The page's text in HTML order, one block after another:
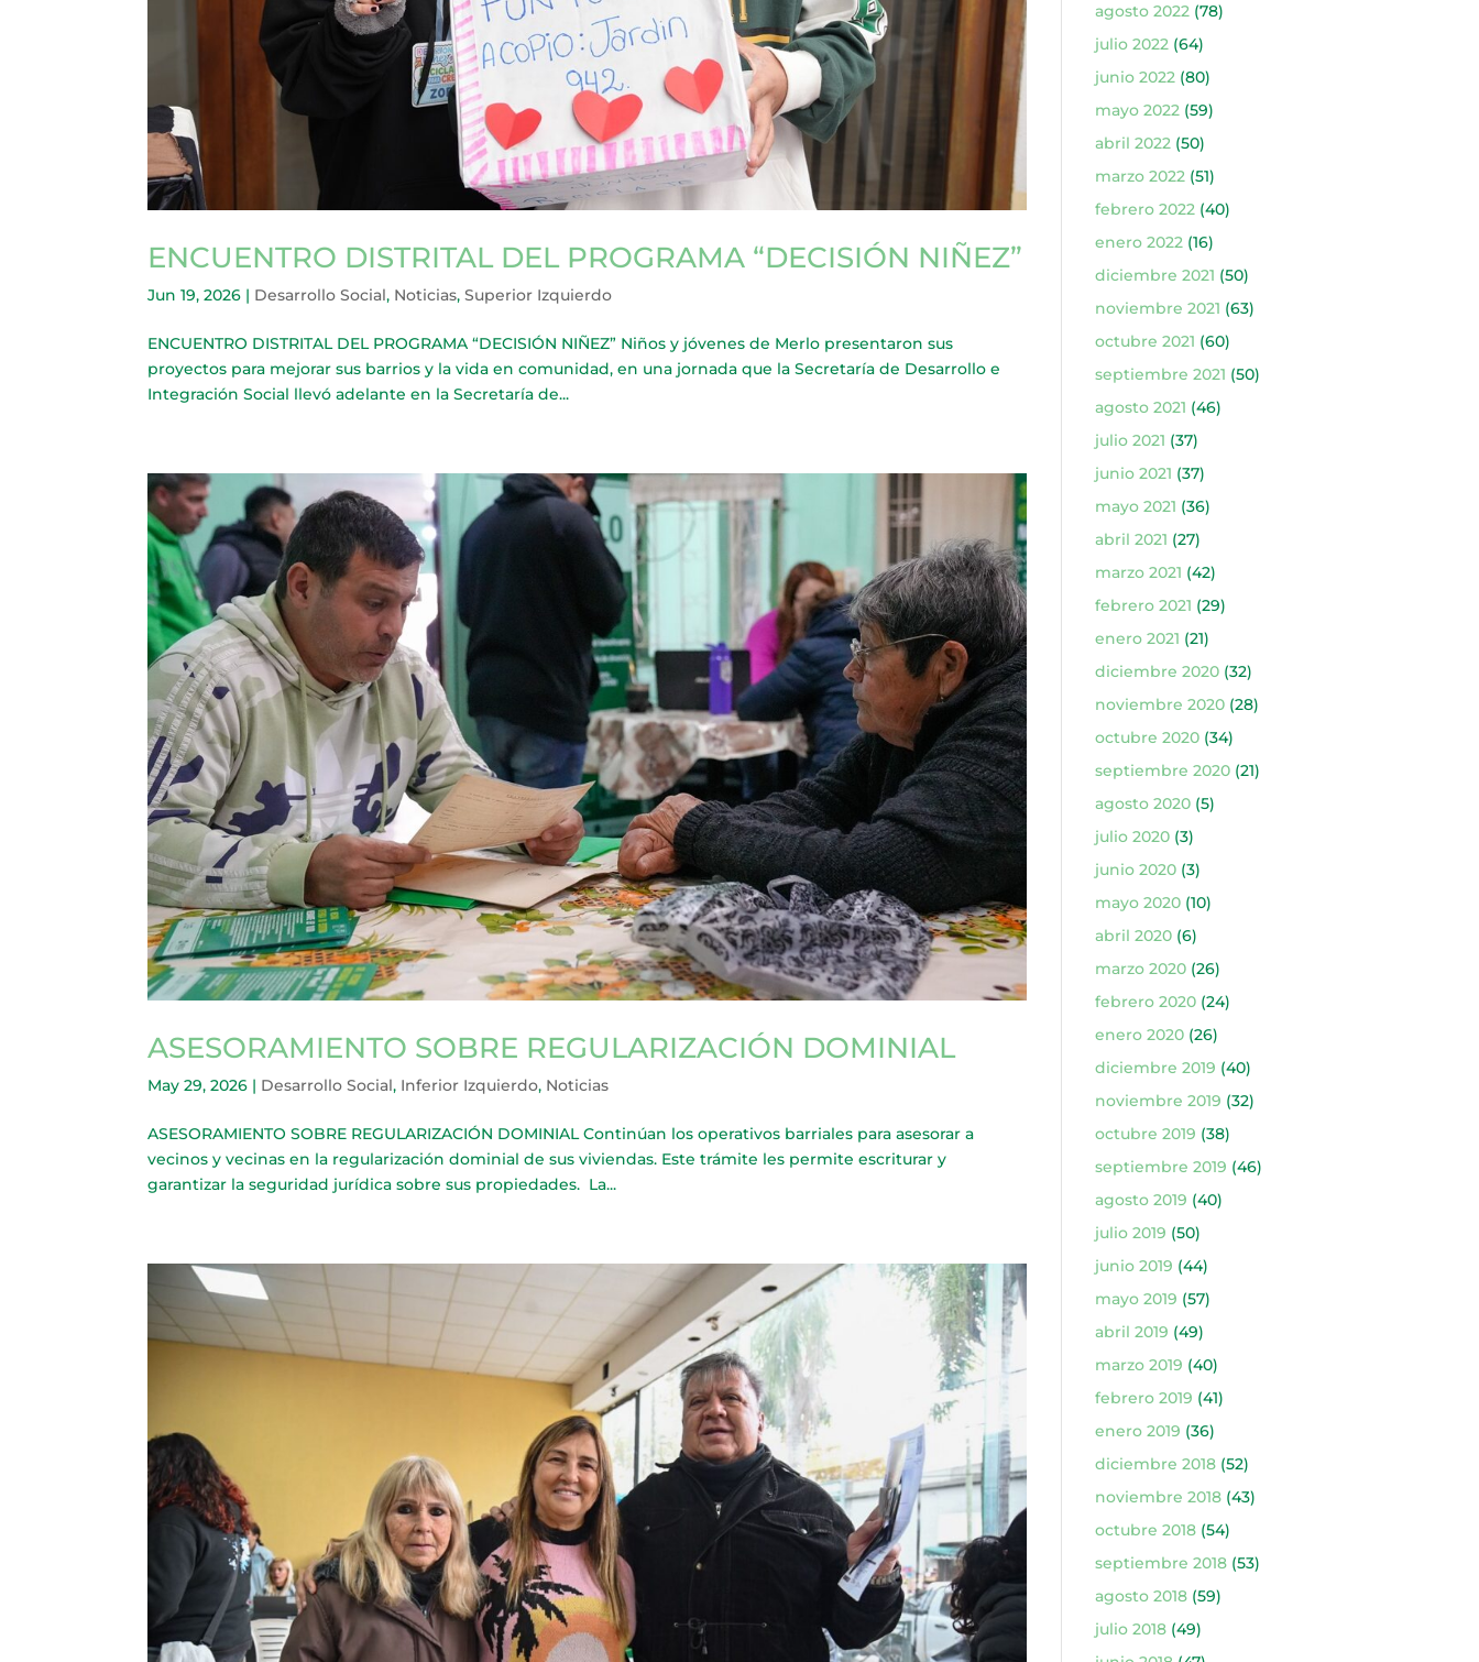
ENCUENTRO DISTRITAL DEL PROGRAMA “DECISIÓN NIÑEZ”
Jun 19, 2026 | Desarrollo Social, Noticias,Superior Izquierdo
ENCUENTRO DISTRITAL DEL PROGRAMA “DECISIÓN NIÑEZ” Niños y jóvenes de Merlo presentaron sus
proyectos para mejorar sus barrios y la vida en comunidad, en una jornada que la Secretaría de Desarrollo e
Integración Social llevó adelante en la Secretaría de...
ASESORAMIENTO SOBRE REGULARIZACIÓN DOMINIAL
May 29, 2026 | Desarrollo Social, Inferior Izquierdo, Noticias
ASESORAMIENTO SOBRE REGULARIZACIÓN DOMINIAL Continúan los operativos barriales para asesorar a
vecinos y vecinas en la regularización dominial de sus viviendas. Este trámite les permite escriturar y
garantizar la seguridad jurídica sobre sus propiedades. La...
agosto 2022(78)
julio 2022(64)
junio 2022(80)
mayo 2022(59)
abril 2022(50)
marzo 2022(51)
febrero 2022(40)
enero 2022(16)
diciembre 2021 (50)
noviembre 2021 (63)
octubre 2021 (60)
septiembre 2021 (50)
agosto 2021 (46)
julio 2021 (37)
junio 2021 (37)
mayo 2021 (36)
abril 2021 (27)
marzo 2021 (42)
febrero 2021 (29)
enero 2021 (21)
diciembre 2020(32)
noviembre 2020(28)
octubre 2020(34)
septiembre 2020(21)
agosto 2020(5)
julio 2020(3)
junio 2020(3)
mayo 2020(10)
abril 2020(6)
marzo 2020(26)
febrero 2020(24)
enero 2020(26)
diciembre 2019 (40)
noviembre 2019 (32)
octubre 2019 (38)
septiembre 2019 (46)
agosto 2019 (40)
julio 2019 (50)
junio 2019 (44)
mayo 2019 (57)
abril 2019 (49)
marzo 2019 (40)
febrero 2019 (41)
enero 2019 (36)
diciembre 2018(52)
noviembre 2018(43)
octubre 2018(54)
septiembre 2018(53)
agosto 2018(59)
julio 2018(49)